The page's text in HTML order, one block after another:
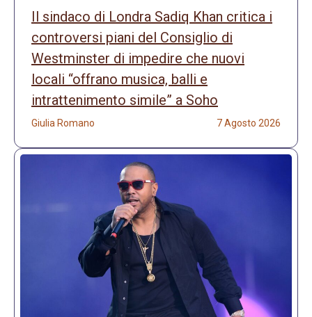
Il sindaco di Londra Sadiq Khan critica i
controversi piani del Consiglio di
Westminster di impedire che nuovi
locali “offrano musica, balli e
intrattenimento simile” a Soho
Giulia Romano 7 Agosto 2026